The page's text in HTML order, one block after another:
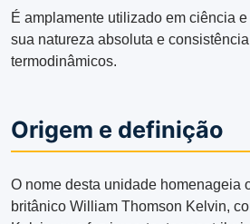
É amplamente utilizado em ciência
sua natureza absoluta e
termodinâmicos.
Origem e definição
O nome desta unidade homenageia
britânico William Thomson Kelvin,